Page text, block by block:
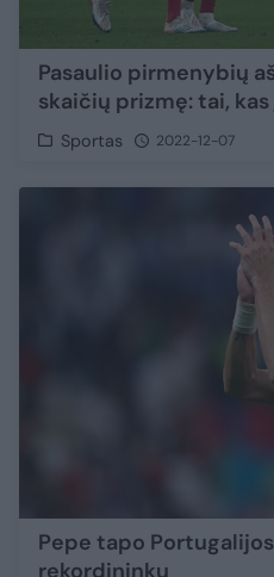
Pasaulio pirmenybių
skaičių prizmę: tai,
Sportas 2022-12-07
Pepe tapo
rekordininku